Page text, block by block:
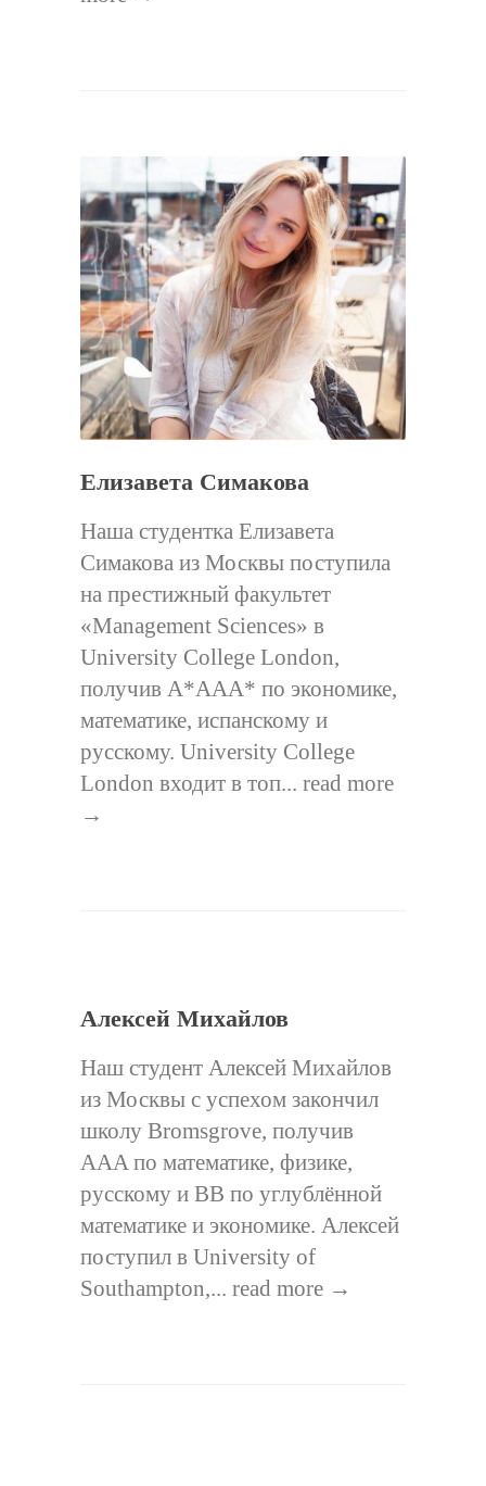
Елизавета Симакова
Наша студентка Елизавета
Симакова из Москвы поступила
на престижный факультет
«Management Sciences» в
University College London,
получив A*AAA* по экономике,
математике, испанскому и
русскому. University College
London входит в топ... read more
→
Алексей Михайлов
Наш студент Алексей Михайлов
из Москвы с успехом закончил
школу Bromsgrove, получив
AAA по математике, физике,
русскому и BB по углублённой
математике и экономике. Алексей
поступил в University of
Southampton,... read more →